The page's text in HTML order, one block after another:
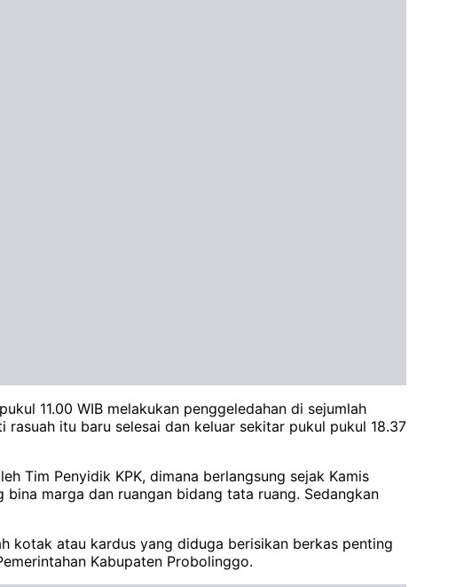
11.00 WIB melakukan penggeledahan di sejumlah
rasuah itu baru selesai dan keluar sekitar pukul pukul 18.37
Tim Penyidik KPK, dimana berlangsung sejak Kamis
marga dan ruangan bidang tata ruang. Sedangkan
kotak atau kardus yang diduga berisikan berkas penting
Kabupaten Probolinggo.